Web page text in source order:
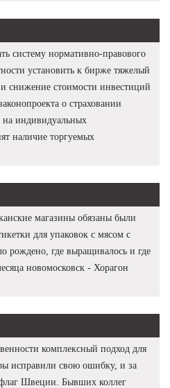
систему нормативно-правового
установить к бирже тяжелый
снижение стоимости инвестиций
о страховании
индивидуальных
наличие торгуемых
магазины обязаны были
для упаковок с мясом с
рождено, где выращивалось и где
новомосковск - Хорагон
комплексный подход для
исправили свою ошибку, и за
Швеции. Бывших коллег